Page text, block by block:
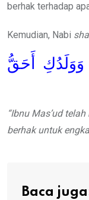
berhak terhadap
Kemudian, Nabi
أَحَقُّ
“Ibnu Mas’ud
berhak untuk
Baca